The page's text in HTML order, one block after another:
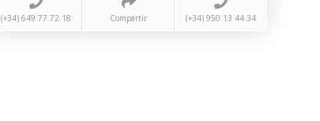
(+34) 649 77 72 18 Compartir (+34) 950 13 44 34